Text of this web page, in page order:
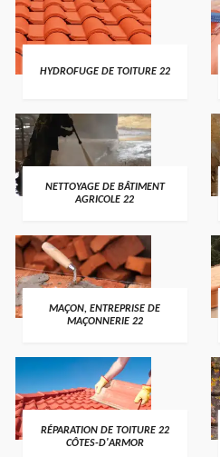
HYDROFUGE DE TOITURE 22
NETTOYAGE DE BÂTIMENT
AGRICOLE 22
MAÇON, ENTREPRISE DE
MAÇONNERIE 22
RÉPARATION DE TOITURE 22
CÔTES-D'ARMOR